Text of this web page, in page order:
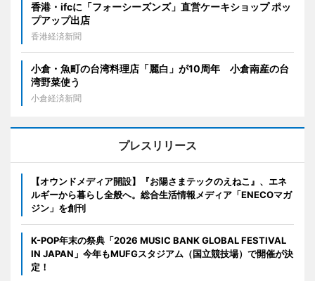
香港・ifcに「フォーシーズンズ」直営ケーキショップ ポッ
プアップ出店
香港経済新聞
小倉・魚町の台湾料理店「麗白」が10周年 小倉南産の台
湾野菜使う
小倉経済新聞
プレスリリース
【オウンドメディア開設】『お陽さまテックのえねこ』、エネ
ルギーから暮らし全般へ。総合生活情報メディア「ENECOマガ
ジン」を創刊
K-POP年末の祭典「2026 MUSIC BANK GLOBAL FESTIVAL
IN JAPAN」今年もMUFGスタジアム（国立競技場）で開催が決
定！